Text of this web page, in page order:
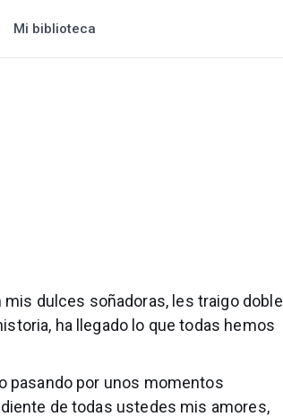
Mi biblioteca
dulces soñadoras, les traigo doble
ha llegado lo que todas hemos
pasando por unos momentos
de todas ustedes mis amores,